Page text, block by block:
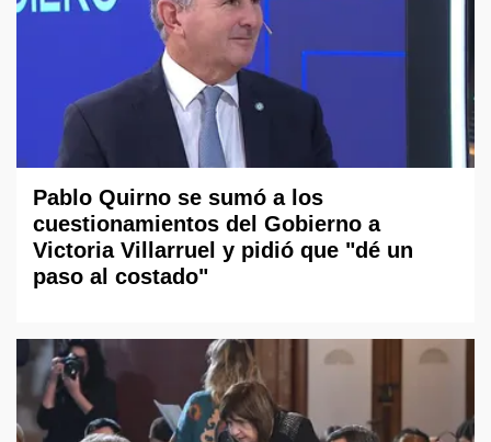
Pablo Quirno se sumó a los
cuestionamientos del Gobierno a
Victoria Villarruel y pidió que "dé un
paso al costado"